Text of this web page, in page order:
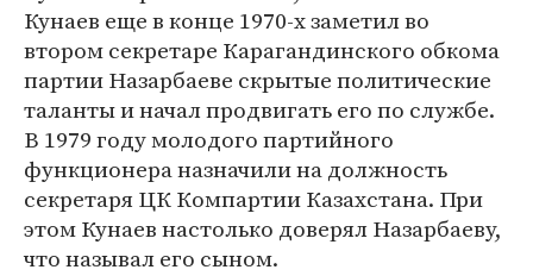
Кунаев еще в конце 1970-х заметил во
втором секретаре Карагандинского обкома
партии Назарбаеве скрытые политические
таланты и начал продвигать его по службе.
В 1979 году молодого партийного
функционера назначили на должность
секретаря ЦК Компартии Казахстана. При
этом Кунаев настолько доверял Назарбаеву,
что называл его сыном.